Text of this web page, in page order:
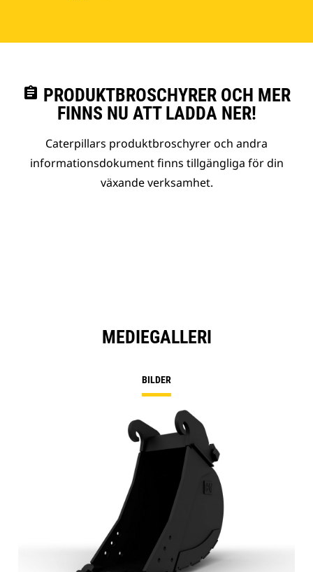
assignment PRODUKTBROSCHYRER OCH MER
FINNS NU ATT LADDA NER!
Caterpillars produktbroschyrer och andra
informationsdokument finns tillgängliga för din
växande verksamhet.
MEDIEGALLERI
BILDER